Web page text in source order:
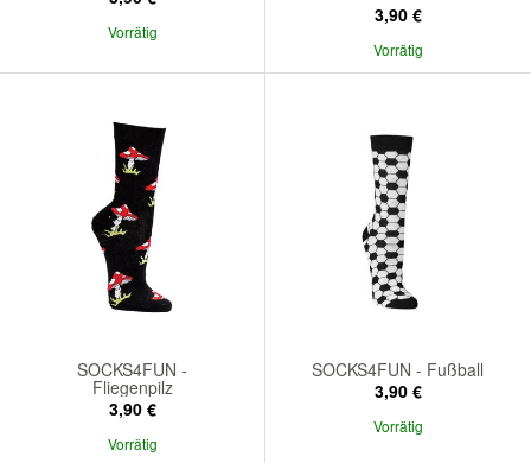
Vorrätig
3,90 €
Vorrätig
SOCKS4FUN -
Fliegenpilz
3,90 €
Vorrätig
SOCKS4FUN - Fußball
3,90 €
Vorrätig